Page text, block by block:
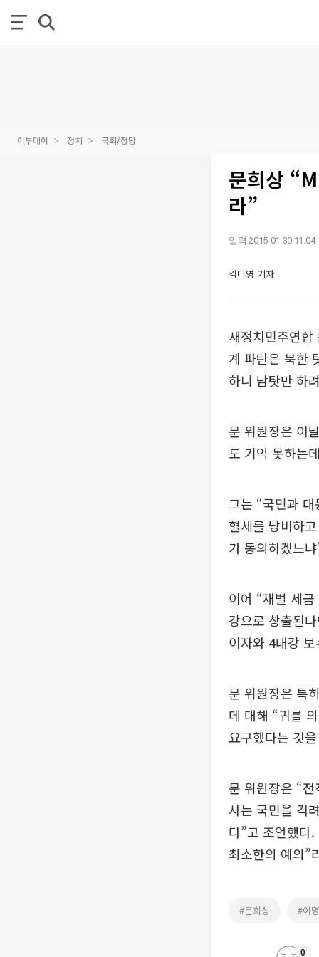
이투데이 정치 국회/정당
문희상
라”
입력 2015-01-30 11:04
김미영 기자
새정치민주연
계 파탄은 북한
하니 남탓만 하
문 위원장은 이
도 기억 못하는
그는 “국민과
혈세를 낭비하
가 동의하겠느
이어 “재벌 세
강으로 창출된
이자와 4대강
문 위원장은 특
데 대해 “귀를
요구했다는 것
문 위원장은 “
사는 국민을 격
다”고 조언했다
최소한의 예의”
#문희상 #이
0